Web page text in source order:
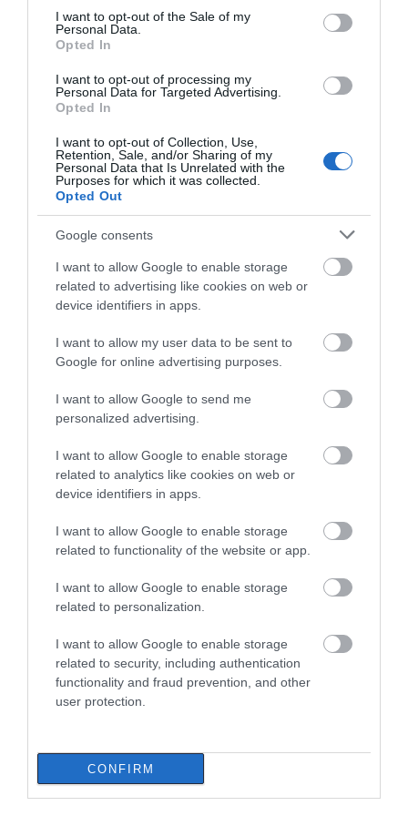
consent section.
I want to opt-out of the Sale of my
Personal Data.
Opted In
I want to opt-out of processing my
Personal Data for Targeted Advertising.
Opted In
I want to opt-out of Collection, Use,
Retention, Sale, and/or Sharing of my
Personal Data that Is Unrelated with the
Purposes for which it was collected.
Opted Out
Google consents
I want to allow Google to enable storage
related to advertising like cookies on web or
device identifiers in apps.
I want to allow my user data to be sent to
Google for online advertising purposes.
I want to allow Google to send me
personalized advertising.
I want to allow Google to enable storage
related to analytics like cookies on web or
device identifiers in apps.
I want to allow Google to enable storage
related to functionality of the website or app.
I want to allow Google to enable storage
related to personalization.
I want to allow Google to enable storage
related to security, including authentication
functionality and fraud prevention, and other
user protection.
CONFIRM
Στην ΑΑΔΕ ο Μητσοτάκης για το
myAGRO – Τι δήλωσε
06.08.2026 | 15:00
Φωτιά τώρα στη Σκύρο
06.08.2026 | 14:45
Πασίγνωστο κοσμηματοπωλείο
έπιασε φωτιά στην Εύβοια
06.08.2026 | 14:45
της Εύβοιας!
06.08.2026 | 14:30
Σε αυτή την περιοχή της Εύβοιας
06.08.2026 | 14:15
Καμία μόνιμη
πρόσληψη δασκάλων
πάει στην βουλή
Εύβοια: Τέλος στις
για όσους πετούν
ογκώδη απορρίμματα
Νέα εποχή για την
Εύβοια: Μονοπάτια
μέσα σε μαγευτικό
Συναγερμός στη
Χαλκίδα: Γυναίκα
έπεσε από την Υψηλή